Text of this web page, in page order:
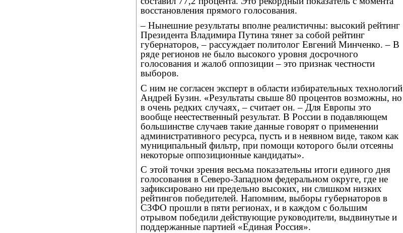
восстановления прямого голосования.
– Нынешние результаты вполне реалистичны: высокий рейтинг
Президента Владимира Путина тянет за собой рейтинг
губернаторов, – рассуждает политолог Евгений Минченко. – В
ряде регионов не было высокого уровня досрочного
голосования и жалоб оппозиции – это признак честности
выборов.
С ним не согласен эксперт в области избирательных технологий
Андрей Бузин. «Результаты свыше 80 процентов возможны, но
в очень редких случаях, – считает он. – Для Европы это
вообще неестественный результат. В России в подавляющем
большинстве случаев такие данные говорят о применении
административного ресурса, пусть и в неявном виде, таком как
муниципальный фильтр, при помощи которого были отсеяны
некоторые оппозиционные кандидаты».
С этой точки зрения весьма показательны итоги единого дня
голосования в Северо-Западном федеральном округе, где не
зафиксировано ни предельно высоких, ни слишком низких
рейтингов победителей. Напомним, выборы губернаторов в
СЗФО прошли в пяти регионах, и в каждом с большим
отрывом победили действующие руководители, выдвинутые и
поддержанные партией «Единая Россия».